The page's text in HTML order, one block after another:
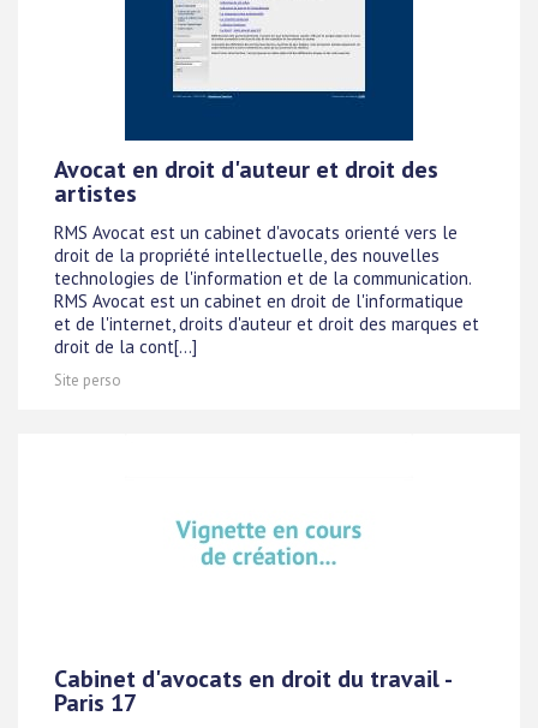
Avocat en droit d'auteur et droit des
artistes
RMS Avocat est un cabinet d'avocats orienté vers le
droit de la propriété intellectuelle, des nouvelles
technologies de l'information et de la communication.
RMS Avocat est un cabinet en droit de l'informatique
et de l'internet, droits d'auteur et droit des marques et
droit de la cont[...]
Site perso
Cabinet d'avocats en droit du travail -
Paris 17